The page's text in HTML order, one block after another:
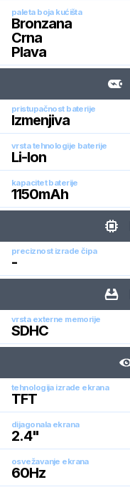
paleta boja kućišta
Bronzana
Crna
Plava
pristupačnost baterije
Izmenjiva
vrsta tehnologije baterije
Li-Ion
kapacitet baterije
1150mAh
preciznost izrade čipa
-
vrsta externe memorije
SDHC
tehnologija izrade ekrana
TFT
dijagonala ekrana
2.4"
osvežavanje ekrana
60Hz